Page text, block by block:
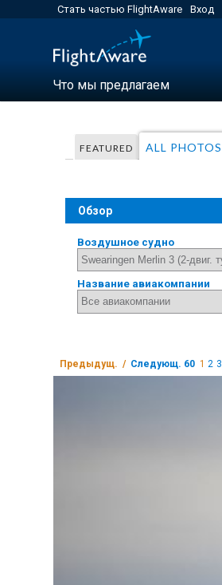
Стать частью FlightAware Вход
Что мы предлагаем
FEATURED ALL PHOTOS
Обзор
Воздушное судно
Название авиакомпании
Предыдущ. / Следующ. 60 1 2 3